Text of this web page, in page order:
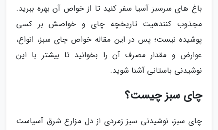
باغ های سرسبز آسیا سفر کنید تا از خواص آن بهره ببرید.
مجذوب کنندهیت تاریخچه چای و خواصش بر کسی
پوشیده نیست؛ پس در این مقاله خواص چای سبز، انواع،
عوارض و مقدار مصرف آن را بخوانید تا بیشتر با این
نوشیدنی باستانی آشنا شوید.
چای سبز چیست؟
چای سبز، نوشیدنی سبز زمردی از دل مزارع شرق آسیاست